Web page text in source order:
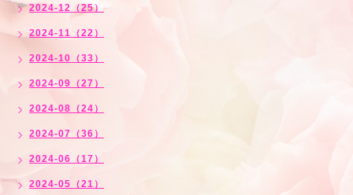
2024-12（25）
2024-11（22）
2024-10（33）
2024-09（27）
2024-08（24）
2024-07（36）
2024-06（17）
2024-05（21）